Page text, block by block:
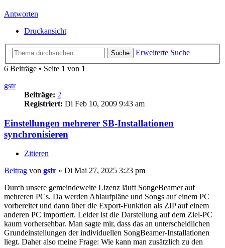
Antworten
Druckansicht
Suche
Erweiterte Suche
6 Beiträge • Seite 1 von 1
gstr
Beiträge: 2
Registriert: Di Feb 10, 2009 9:43 am
Einstellungen mehrerer SB-Installationen
synchronisieren
Zitieren
Beitrag von gstr » Di Mai 27, 2025 3:23 pm
Durch unsere gemeindeweite Lizenz läuft SongeBeamer auf
mehreren PCs. Da werden Ablaufpläne und Songs auf einem PC
vorbereitet und dann über die Export-Funktion als ZIP auf einem
anderen PC importiert. Leider ist die Darstellung auf dem Ziel-PC
kaum vorhersehbar. Man sagte mir, dass das an unterscheidlichen
Grundeinstellungen der individuellen SongBeamer-Installationen
liegt. Daher also meine Frage: Wie kann man zusätzlich zu den